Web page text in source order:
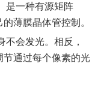
是一种有源矩阵
薄膜晶体管控制。
会发光。相反，
通过每个像素的光